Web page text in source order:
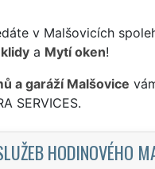
v Malšovicích
a Mytí oken!
a garáží Malšovice
SERVICES.
HODINOVÉHO